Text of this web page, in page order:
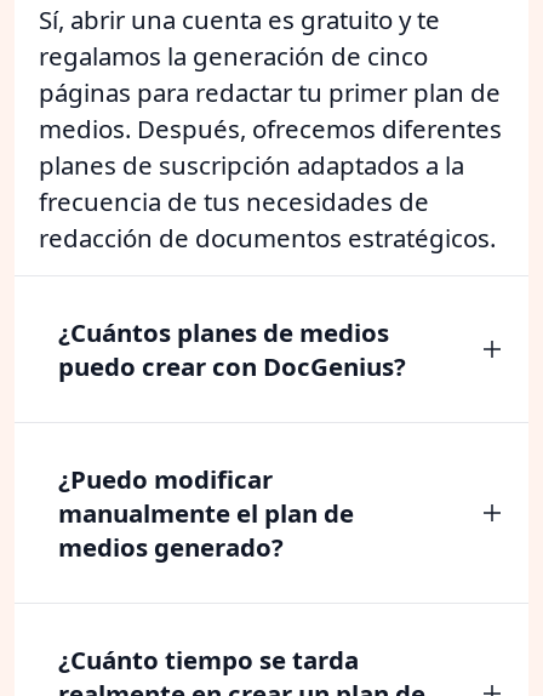
Sí, abrir una cuenta es gratuito y te
regalamos la generación de cinco
páginas para redactar tu primer plan de
medios. Después, ofrecemos diferentes
planes de suscripción adaptados a la
frecuencia de tus necesidades de
redacción de documentos estratégicos.
¿Cuántos planes de medios
puedo crear con DocGenius?
¿Puedo modificar
manualmente el plan de
medios generado?
¿Cuánto tiempo se tarda